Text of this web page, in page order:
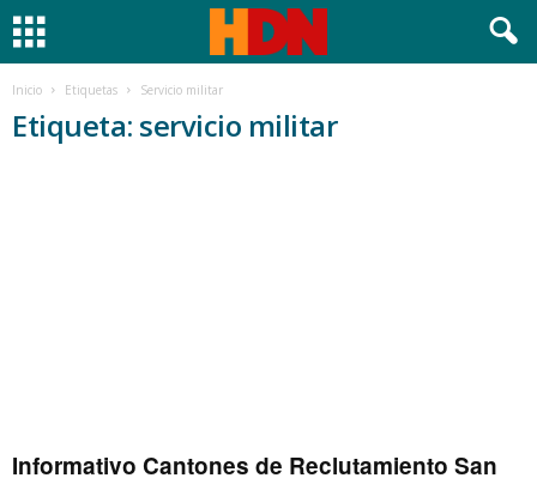
Inicio Etiquetas Servicio militar
Etiqueta: servicio militar
Informativo Cantones de Reclutamiento San